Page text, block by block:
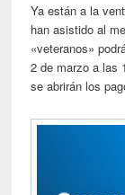
Ya están a la
han asistido al
«veteranos»
2 de marzo a las
se abrirán los